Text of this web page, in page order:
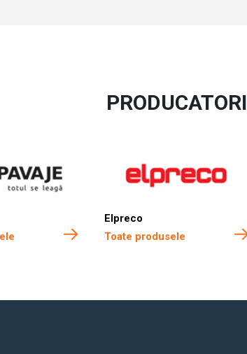
PRODUCATORI
Elpreco
Toate produsele